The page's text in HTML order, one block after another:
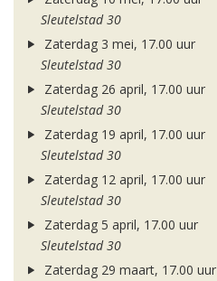
Sleutelstad 30
Zaterdag 3 mei, 17.00 uur
Sleutelstad 30
Zaterdag 26 april, 17.00 uur
Sleutelstad 30
Zaterdag 19 april, 17.00 uur
Sleutelstad 30
Zaterdag 12 april, 17.00 uur
Sleutelstad 30
Zaterdag 5 april, 17.00 uur
Sleutelstad 30
Zaterdag 29 maart, 17.00 uur